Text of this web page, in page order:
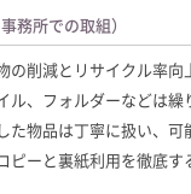
事務所での取組）
の削減とリサイクル率
ル、フォルダーなどは繰
た物品は丁寧に扱い、可
ピーと裏紙利用を徹底す